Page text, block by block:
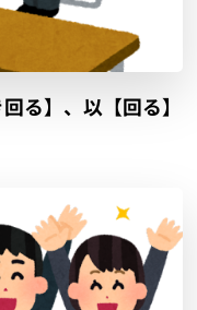
る】、以【回る】